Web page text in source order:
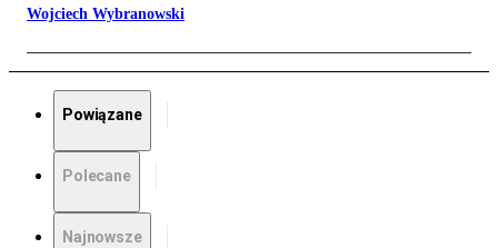
Wojciech Wybranowski
Powiązane
Polecane
Najnowsze